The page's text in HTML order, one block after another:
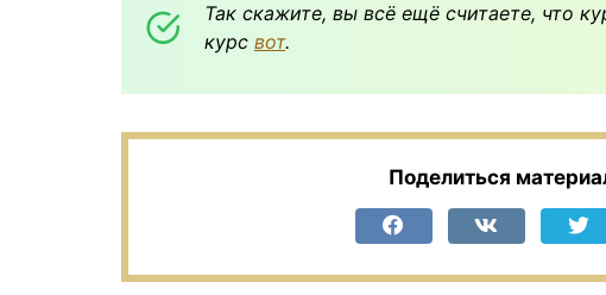
Так скажите, вы всё ещё считаете, что
курс вот.
Поделиться